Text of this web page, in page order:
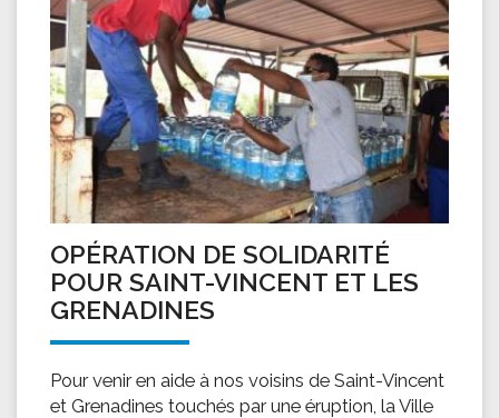
OPÉRATION DE SOLIDARITÉ
POUR SAINT-VINCENT ET LES
GRENADINES
Pour venir en aide à nos voisins de Saint-Vincent
et Grenadines touchés par une éruption, la Ville